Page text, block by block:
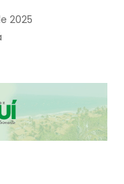
2025